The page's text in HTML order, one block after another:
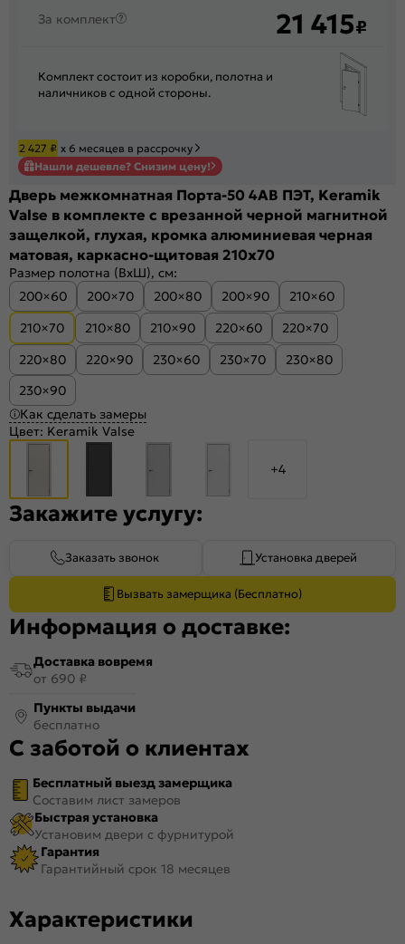
За комплект 21 415₽
Комплект состоит из коробки, полотна и
наличников с одной стороны.
2 427 ₽ х 6 месяцев в рассрочку
Нашли дешевле? Снизим цену!
Дверь межкомнатная Порта-50 4AB ПЭТ, Keramik
Valse в комплекте с врезанной черной магнитной
защелкой, глухая, кромка алюминиевая черная
матовая, каркасно-щитовая 210x70
Размер полотна (ВхШ), см:
200×60
200×70 200×80 200×90
210×60
210×70
210×80 210×90 220×60
220×70
220×80
220×90 230×60 230×70
230×80
230×90
Как сделать замеры
Цвет: Keramik Valse
+4
Закажите услугу:
Заказать звонок Установка дверей
Вызвать замерщика (Бесплатно)
Информация о доставке:
Доставка вовремя
от 690 ₽
Пункты выдачи
бесплатно
С заботой о клиентах
Бесплатный выезд замерщика
Составим лист замеров
Быстрая установка
Установим двери с фурнитурой
Гарантия
Гарантийный срок 18 месяцев
Характеристики